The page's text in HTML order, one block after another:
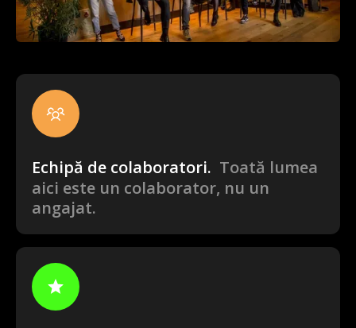
Echipă de colaboratori. Toată lumea
aici este un colaborator, nu un
angajat.